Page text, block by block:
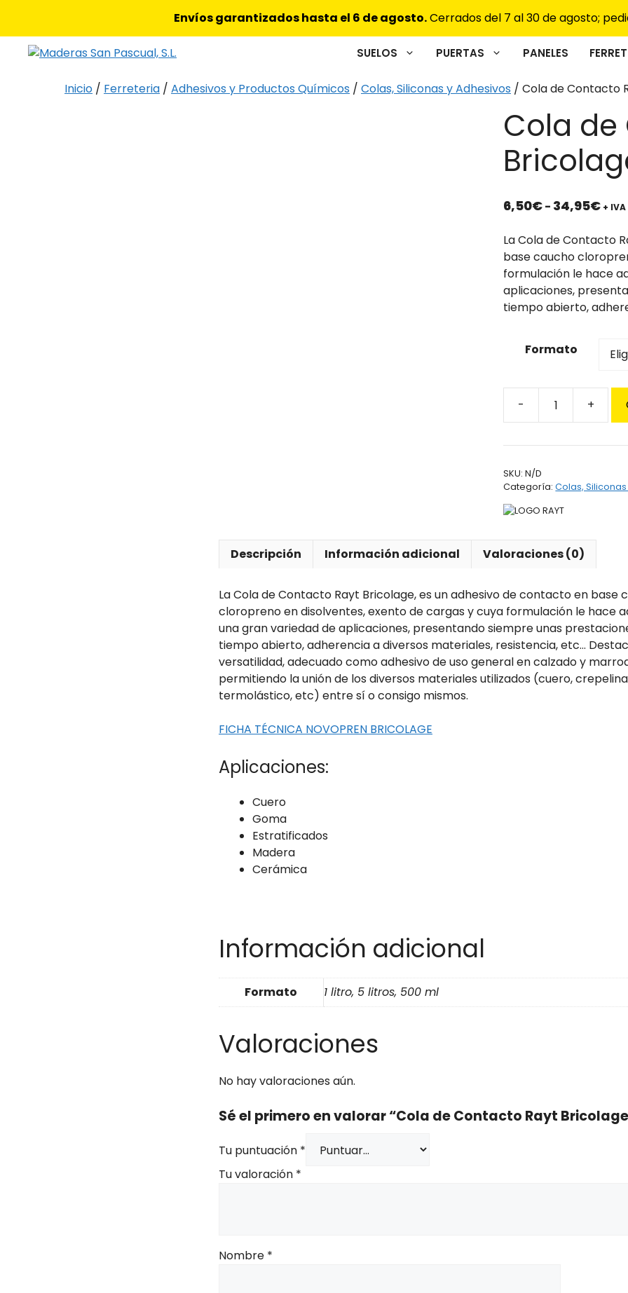
contenido
Envíos garantizados hasta el 6 de agosto.Cerrados del 7 al 30 de agosto;
SUELOS PUERTAS PANELES
Inicio / Ferreteria / Adhesivos y Productos Químicos / Colas, Siliconas y Adhesivos / Cola de Contacto
Cola
6,50€- 34,95€ +
La Cola de Contacto
base caucho
formulación le hace
aplicaciones,
tiempo abierto,
Formato
Contacto
Bricolage
cantidad
SKU:N/D
Categoría:Colas,
Descripción Información adicional Valoraciones (0)
La Cola de Contacto Rayt Bricolage, es un adhesivo de contacto en base
cloropreno en disolventes, exento de cargas y cuya formulación le hace
una gran variedad de aplicaciones, presentando siempre unas
tiempo abierto, adherencia a diversos materiales, resistencia, etc…
versatilidad, adecuado como adhesivo de uso general en calzado y
permitiendo la unión de los diversos materiales utilizados (cuero,
termolástico, etc) entre sí o consigo mismos.
FICHA TÉCNICA NOVOPREN BRICOLAGE
Aplicaciones:
Cuero
Goma
Estratificados
Madera
Cerámica
Información adicional
Formato 1 litro, 5 litros, 500 ml
Valoraciones
No hay valoraciones aún.
Sé el primero en valorar “Cola de Contacto Rayt
Tu puntuación *
Tu valoración *
Nombre *